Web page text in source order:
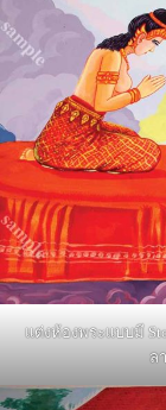
แต่งห้องพระแบบมี
ล